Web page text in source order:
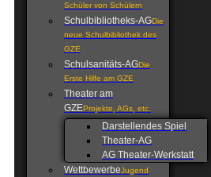
Schüler von Schülern
Schulbibliotheks-AGDie
neue Schulbibliothek des
GZE
Schulsanitäts-AGDie
Erste Hilfe am GZE
Theater am
GZEProjekte, AGs, etc.
Darstellendes Spiel
Theater-AG
AG Theater-Werkstatt
WettbewerbeJugend